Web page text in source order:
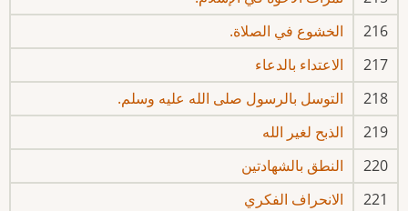
216
الخشوع في الصلاة.
217
الاعتداء بالدعاء
218
التوسل بالرسول صلى الله عليه وسلم.
219
الذبح لغير الله
220
النطق بالشهادتين
221
الانحراف الفكري